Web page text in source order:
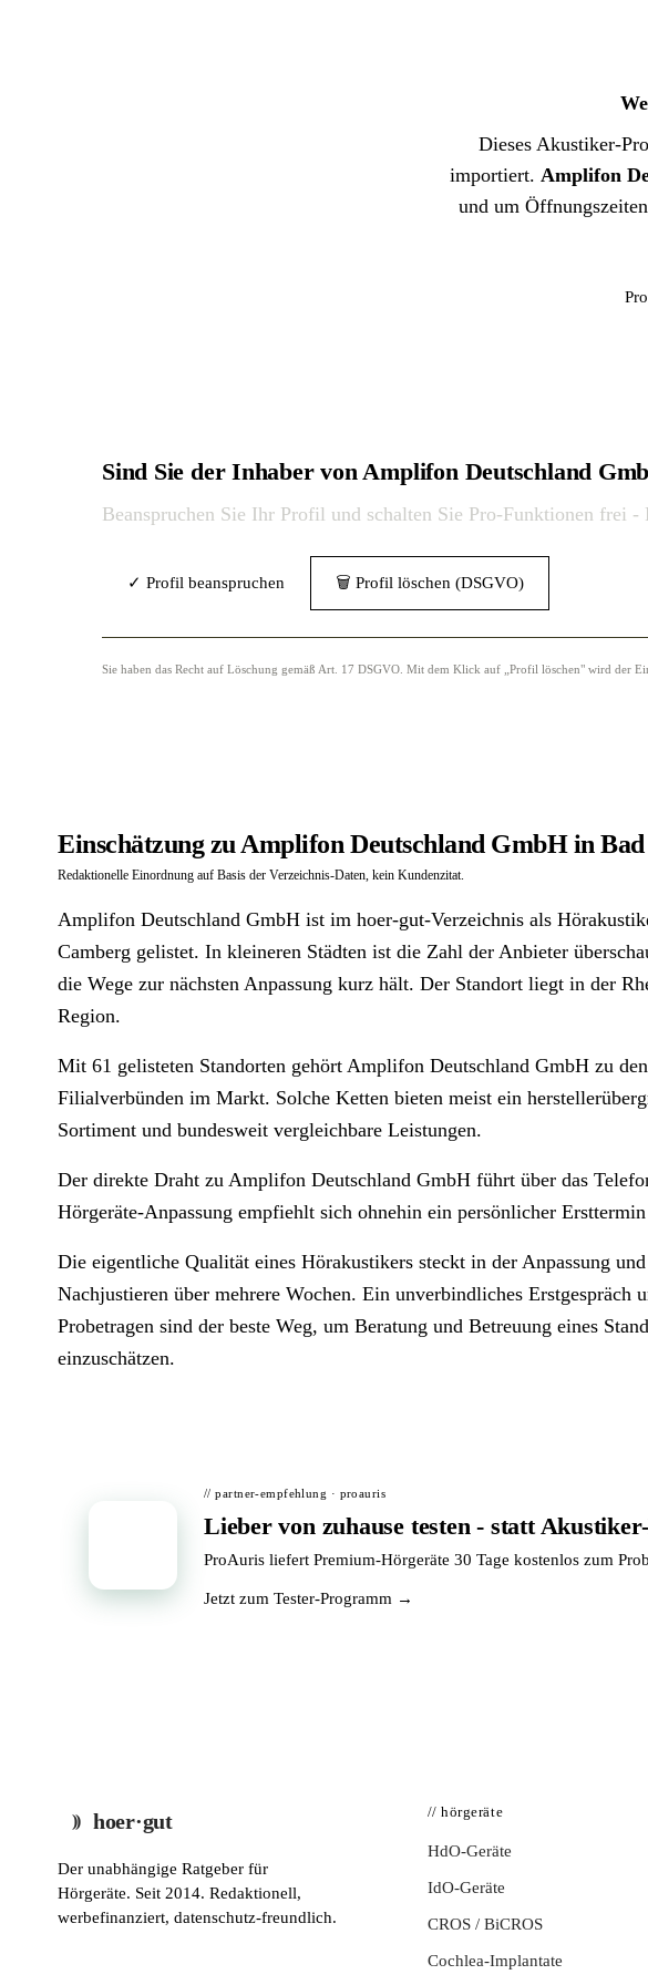
Dieses Akustiker-
importiert. Amplifon
und um
Sind Sie der Inhaber von Amplifon Deutschland
Beanspruchen Sie Ihr Profil und schalten Sie Pro-Funktionen frei
✓ Profil beanspruchen 🗑 Profil löschen (DSGVO)
Sie haben das Recht auf Löschung gemäß Art. 17 DSGVO. Mit dem Klick auf „Profil löschen" wird der
Einschätzung zu Amplifon Deutschland GmbH in
Redaktionelle Einordnung auf Basis der Verzeichnis-Daten, kein Kundenzitat.
Amplifon Deutschland GmbH ist im hoer-gut-Verzeichnis als
Camberg gelistet. In kleineren Städten ist die Zahl der Anbieter
die Wege zur nächsten Anpassung kurz hält. Der Standort liegt in der
Region.
Mit 61 gelisteten Standorten gehört Amplifon Deutschland GmbH zu den
Filialverbünden im Markt. Solche Ketten bieten meist ein
Sortiment und bundesweit vergleichbare Leistungen.
Der direkte Draht zu Amplifon Deutschland GmbH führt über das
Hörgeräte-Anpassung empfiehlt sich ohnehin ein persönlicher
Die eigentliche Qualität eines Hörakustikers steckt in der Anpassung
Nachjustieren über mehrere Wochen. Ein unverbindliches Erstgespräch
Probetragen sind der beste Weg, um Beratung und Betreuung eines
einzuschätzen.
// partner-empfehlung · proauris
Lieber von zuhause testen - statt
ProAuris liefert Premium-Hörgeräte 30 Tage kostenlos zum
Jetzt zum Tester-Programm →
hoer·gut
Der unabhängige Ratgeber für
Hörgeräte. Seit 2014. Redaktionell,
werbefinanziert, datenschutz-freundlich.
// hörgeräte
HdO-Geräte
IdO-Geräte
CROS / BiCROS
Cochlea-Implantate